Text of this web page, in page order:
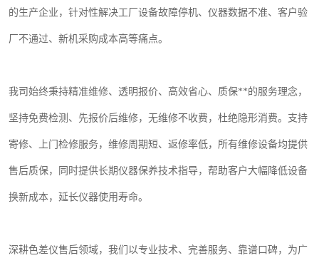
的生产企业，针对性解决工厂设备故障停机、仪器数据不准、客户验
厂不通过、新机采购成本高等痛点。
我司始终秉持精准维修、透明报价、高效省心、质保**的服务理念，
坚持免费检测、先报价后维修，无维修不收费，杜绝隐形消费。支持
寄修、上门检修服务，维修周期短、返修率低，所有维修设备均提供
售后质保，同时提供长期仪器保养技术指导，帮助客户大幅降低设备
换新成本，延长仪器使用寿命。
深耕色差仪售后领域，我们以专业技术、完善服务、靠谱口碑，为广